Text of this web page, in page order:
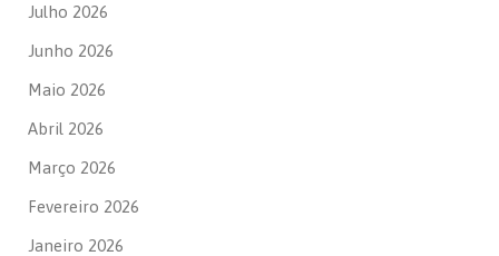
Julho 2026
Junho 2026
Maio 2026
Abril 2026
Março 2026
Fevereiro 2026
Janeiro 2026